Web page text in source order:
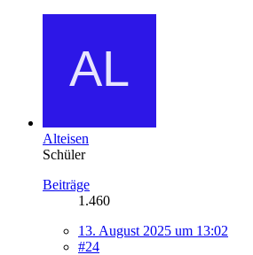
Alteisen
Schüler
Beiträge
1.460
13. August 2025 um 13:02
#24